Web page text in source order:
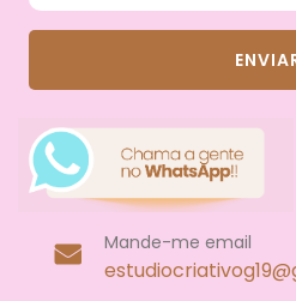
Mande-me email